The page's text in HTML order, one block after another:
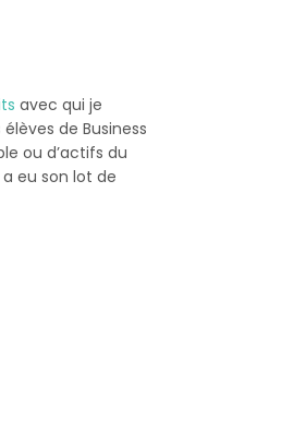
avec qui je
de Business
ou d’actifs du
eu son lot de